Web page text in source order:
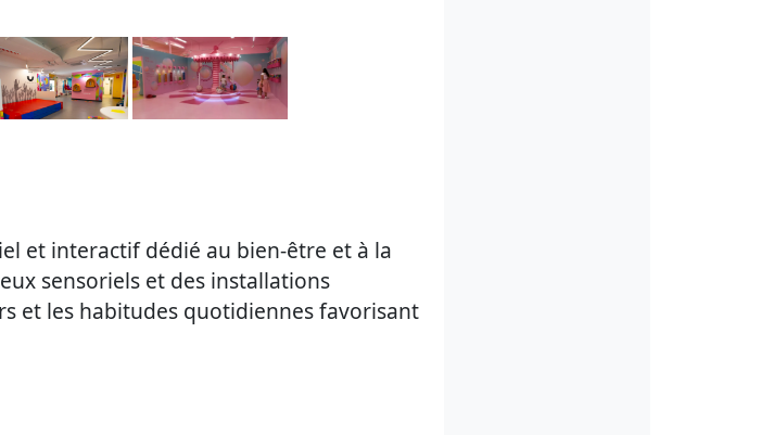
et interactif dédié au bien-être et à la
sensoriels et des installations
et les habitudes quotidiennes favorisant